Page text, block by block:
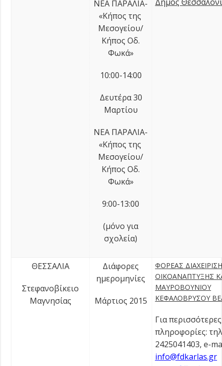
ΝΕΑ ΠΑΡΑΛΙΑ-
«Κήπος της
Μεσογείου/
Κήπος Οδ.
Φωκά»
10:00-14:00
Δευτέρα 30
Μαρτίου
ΝΕΑ ΠΑΡΑΛΙΑ-
«Κήπος της
Μεσογείου/
Κήπος Οδ.
Φωκά»
9:00-13:00
(μόνο για
σχολεία)
ΘΕΣΣΑΛΙΑ
Στεφανοβίκειο
Μαγνησίας
Διάφορες
ημερομηνίες
Μάρτιος 2015
ΦΟΡΕΑΣ
ΟΙΚΟΑΝΑΠΤΥΞΗΣ
ΜΑΥΡΟΒΟΥΝΙΟΥ
ΚΕΦΑΛΟΒΡΥΣΟΥ
Για περισσότερες
πληροφορίες:
2425041403, e-
info@fdkarlas.gr